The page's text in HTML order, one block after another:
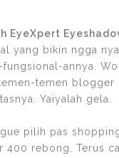
EyeXpert
yang bikin ngga
annya.
temen blogger
Yaiyalah gela.
pilih pas
400 rebong. Terus